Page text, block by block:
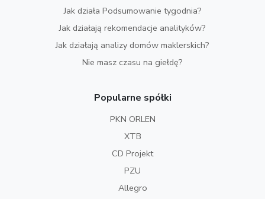
Jak działa Podsumowanie tygodnia?
Jak działają rekomendacje analityków?
Jak działają analizy domów maklerskich?
Nie masz czasu na giełdę?
Popularne spółki
PKN ORLEN
XTB
CD Projekt
PZU
Allegro